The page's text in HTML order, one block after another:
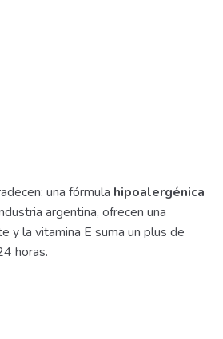
una fórmula hipoalergénica
argentina, ofrecen una
y la vitamina E suma un plus de
horas.